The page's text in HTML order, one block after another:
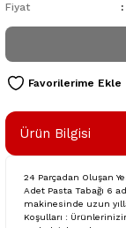
Fiyat
Ürün Bilgisi
24 Parçadan Oluşan
Adet Pasta Tabağı 6
makinesinde uzun
Koşulları :